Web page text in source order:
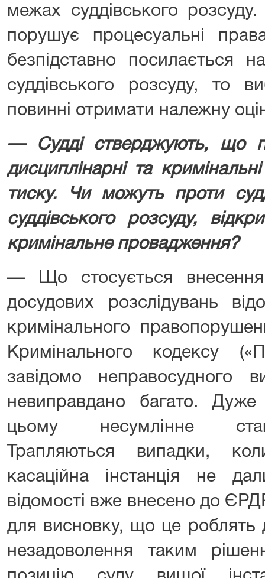
межах суддівського
порушує процесуальні
безпідставно
суддівського розсуду, то
повинні отримати належну
— Судді стверджують, що
дисциплінарні та
тиску. Чи можуть проти
суддівського розсуду,
кримінальне провадження?
— Що стосується
досудових розслідувань
кримінального
Кримінального кодексу
завідомо неправосудного
невиправдано багато.
цьому несумлінне
Трапляються випадки,
касаційна інстанція не
відомості вже внесено до
для висновку, що це роблять
незадоволення таким